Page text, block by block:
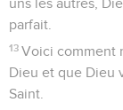
uns les autres,
parfait.
13 Voici comment
Dieu et que Dieu
Saint.